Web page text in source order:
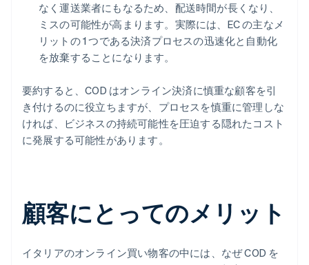
なく運送業者にもなるため、配送時間が長くなり、
ミスの可能性が高まります。実際には、EC の主なメ
リットの 1 つである決済プロセスの迅速化と自動化
を放棄することになります。
要約すると、COD はオンライン決済に慎重な顧客を引
き付けるのに役立ちますが、プロセスを慎重に管理しな
ければ、ビジネスの持続可能性を圧迫する隠れたコスト
に発展する可能性があります。
顧客にとってのメリット
イタリアのオンライン買い物客の中には、なぜ COD を